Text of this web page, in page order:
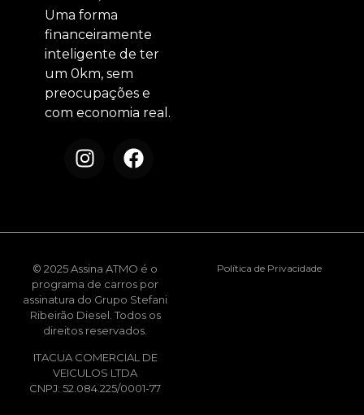
Uma forma
financeiramente
inteligente de ter
um 0km, sem
preocupações e
com economia real.
© 2025 Assina ATMO é o
programa de carros por
assinatura do Grupo Stefani
Ribeirão Diesel. Todos os
direitos reservados.
ITACUA COMERCIAL DE
VEICULOS LTDA
CNPJ: 52.084.225/0001-77
Política de Privacidade